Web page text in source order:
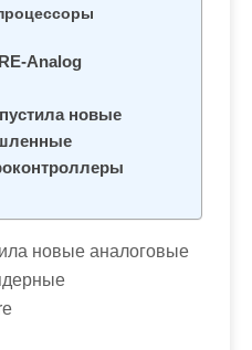
Analog
новые
новые аналоговые